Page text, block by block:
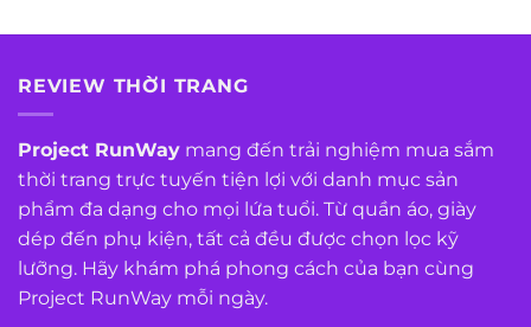
REVIEW THỜI TRANG
Project RunWay mang đến trải nghiệm mua sắm
thời trang trực tuyến tiện lợi với danh mục sản
phẩm đa dạng cho mọi lứa tuổi. Từ quần áo, giày
dép đến phụ kiện, tất cả đều được chọn lọc kỹ
lưỡng. Hãy khám phá phong cách của bạn cùng
Project RunWay mỗi ngày.